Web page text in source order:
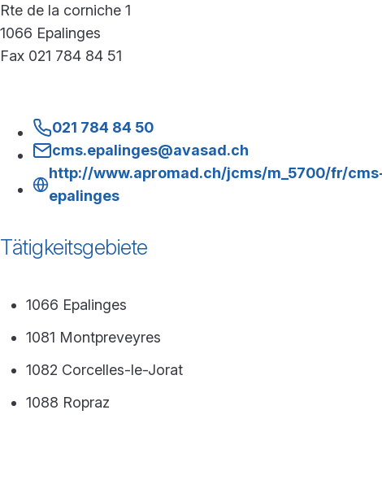
Rte de la corniche 1
1066 Epalinges
Fax 021 784 84 51
021 784 84 50
cms.epalinges@avasad.ch
http://www.apromad.ch/jcms/m_5700/fr/
epalinges
Tätigkeitsgebiete
1066 Epalinges
1081 Montpreveyres
1082 Corcelles-le-Jorat
1088 Ropraz